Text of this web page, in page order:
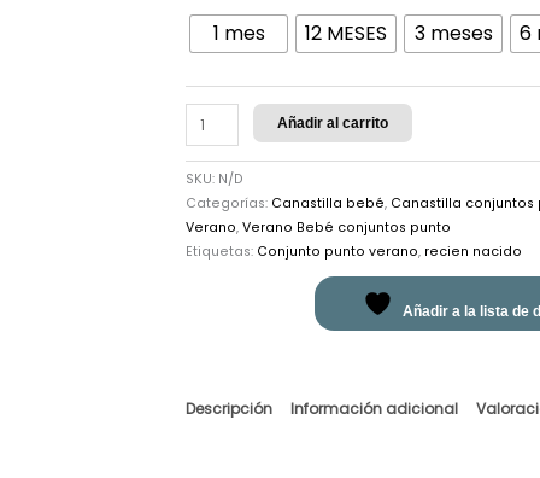
1 mes 12 MESES 3 meses 6
Añadir al carrito
SKU: N/D
Categorías: Canastilla bebé, Canastilla conjuntos
Verano,Verano Bebé conjuntos punto
Etiquetas: Conjunto punto verano, recien nacido
Añadir a la lista de
Descripción Información adicional